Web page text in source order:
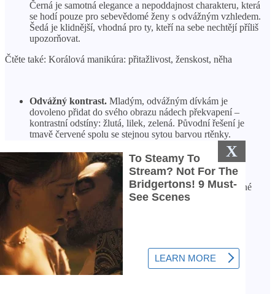
X
Černá je samotná elegance a nepoddajnost charakteru, která
se hodí pouze pro sebevědomé ženy s odvážným vzhledem.
Šedá je klidnější, vhodná pro ty, kteří na sebe nechtějí příliš
upozorňovat.
Čtěte také: Korálová manikúra: přitažlivost, ženskost, něha
Odvážný kontrast. Mladým, odvážným dívkám je
dovoleno přidat do svého obrazu nádech překvapení –
kontrastní odstíny: žlutá, lilek, zelená. Původní řešení je
tmavě červené spolu se stejnou sytou barvou rtěnky.
Ušlechtilost kovů. Stříbrná barva je dobrá společnost k
modré. Třpytky jsou vhodné v jakékoli podobě: obyčejné
potažení fólií, doplněk k francouzské nebo měsíční
manikúře, vzory na talíři, malé třpytky na horní části
základny, zdobení modrého nebo černého pozadí. Zlaté
třpytky fungují také dobře, zejména v kombinaci s
podobnými doplňky.
Výběr designu: 7 naléhavých otázek